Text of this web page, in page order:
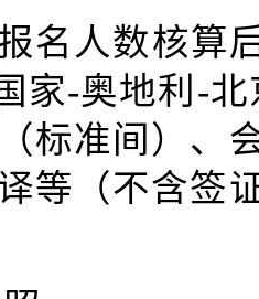
名人数核算
家-奥地利-
标准间）、
等（不含签